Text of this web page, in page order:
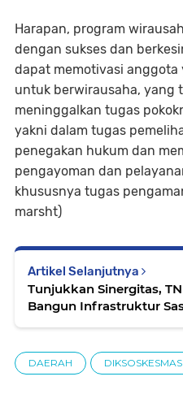
Harapan, program
dengan sukses dan
dapat memotivasi
untuk berwirausaha, yang
meninggalkan tugas
yakni dalam tugas
penegakan hukum dan
pengayoman dan
khususnya tugas
marsht)
Artikel Selanjutnya
Tunjukkan Sinergitas,
Bangun Infrastruktur
DAERAH DIKSOSKESMAS